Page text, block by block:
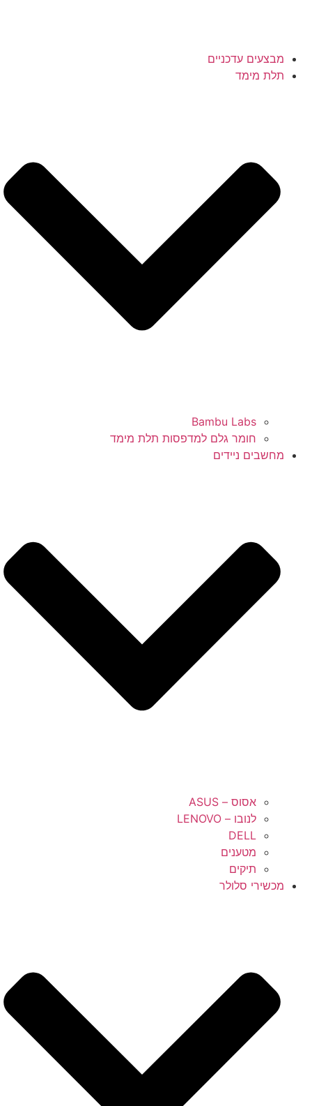
מבצעים עדכניים
תלת מימד
Bambu Labs
חומר גלם למדפסות תלת מימד
מחשבים ניידים
אסוס – ASUS
לנובו – LENOVO
DELL
מטענים
תיקים
מכשירי סלולר